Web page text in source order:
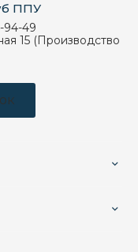
ППУ
94-49
15 (Производство